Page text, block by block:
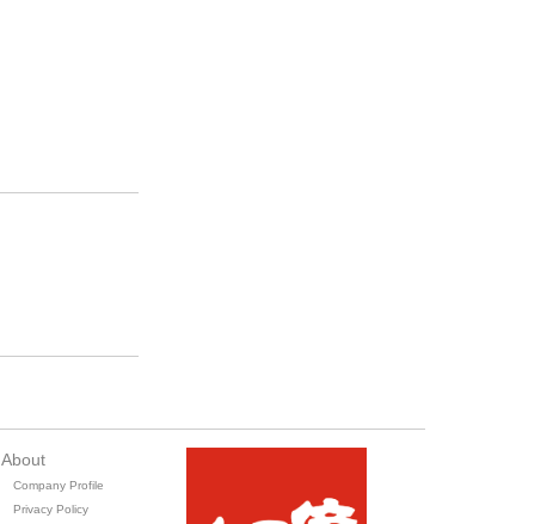
About
Company Profile
Privacy Policy